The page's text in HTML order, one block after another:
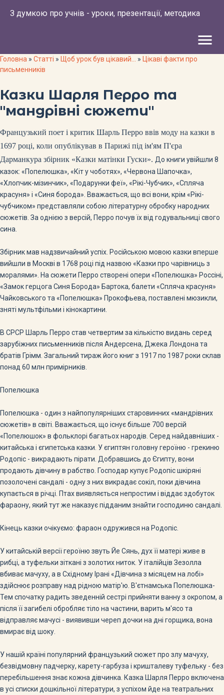
З думкою про учнів - уроки, презентації, методика
menu
Головна » Статті » Щоб урок був цікавий... » Цікаві факти про
письменників
Казки Шарля Перро та
"мандрівні сюжети"
Французький поет і критик Шарль Перро ввів моду на казки в
1697 році, коли опублікував в Парижі під ім'ям П'єра
Дарманкура збірник «Казки матінки Гуски». До книги увійшли 8
казок: «Попелюшка», «Кіт у чоботях», «Червона Шапочка»,
«Хлопчик-мізинчик», «Подарунки феї», «Рікі-Чубчик», «Спляча
красуня» і «Синя борода». Вважається, що всі вони, крім «Рікі-
чубчиком» представляли собою літературну обробку народних
сюжетів. За однією з версій, Перро почув їх від годувальниці свого
сина.
Збірник мав надзвичайний успіх. Російською мовою казки вперше
вийшли в Москві в 1768 році під назвою «Казки про чарівниць з
моралями». На сюжети Перро створені опери «Попелюшка» Россіні,
«Замок герцога Синя Борода» Бартока, балети «Спляча красуня»
Чайковського та «Попелюшка» Прокофьева, поставлені мюзикли,
зняті мультфільми і кінокартини.
В СРСР Шарль Перро став четвертим за кількістю видань серед
зарубіжних письменників після Андерсена, Джека Лондона та
братів Грімм. Загальний тираж його книг з 1917 по 1987 роки склав
понад 60 млн примірників.
Попелюшка
Попелюшка - один з найпопулярніших старовинних «мандрівних
сюжетів» в світі. Вважається, що існує більше 700 версій
«Попелюшок» в фольклорі багатьох народів. Серед найдавніших -
китайська і єгипетська казки. У єгиптян головну героїню - грекиню
Родопіс - викрадають пірати. Добравшись до Єгипту, вони
продають дівчину в рабство. Господар купує Родопіс шкіряні
позолочені сандалі - одну з них викрадає сокіл, поки дівчина
купається в річці. Птах виявляється непростим і віддає здобуток
фараону, який тут же наказує підданим знайти господиню сандалі.
Кінець казки очікуємо: фараон одружився на Родопіс.
У китайській версії героїню звуть Йе Сянь, дух її матері живе в
рибці, а туфельки зіткані з золотих ниток. У італійців Зезолла
вбиває мачуху, а в Східному Ірані «Дівчина з місяцем на лобі»
здійснює розправу над рідною матір'ю. В'єтнамська Попелюшка-
Тем спочатку радить зведенній сестрі прийняти ванну з окропом, а
після її загибелі обробляє тіло на частини, варить м'ясо та
відправляє мачусі - виявивши череп дочки на дні горщика, вона
вмирає від шоку.
У нашій країні популярний французький сюжет про злу мачуху,
безвідмовну падчерку, карету-гарбуза і кришталеву туфельку - без
перебільшення знає кожна дівчинка. Казка Шарля Перро включена
в усі списки дошкільної літератури, з успіхом йде на театральних